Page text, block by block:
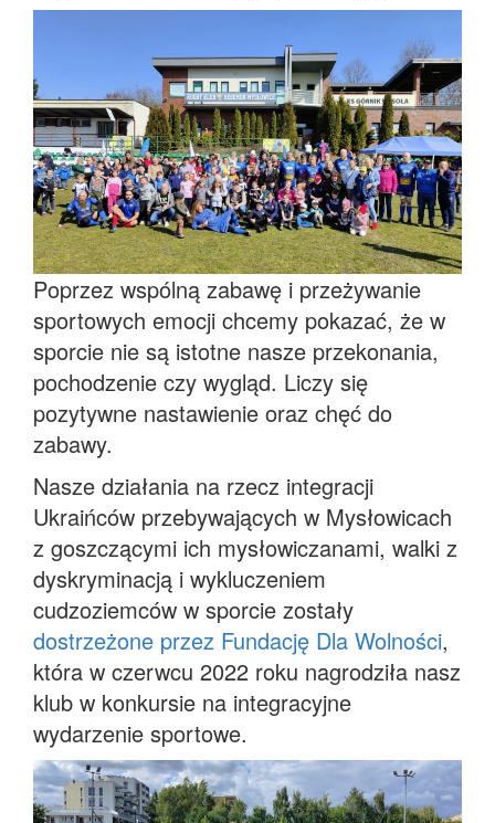
Poprzez wspólną zabawę i przeżywanie
sportowych emocji chcemy pokazać, że w
sporcie nie są istotne nasze przekonania,
pochodzenie czy wygląd. Liczy się
pozytywne nastawienie oraz chęć do
zabawy.
Nasze działania na rzecz integracji
Ukraińców przebywających w Mysłowicach
z goszczącymi ich mysłowiczanami, walki z
dyskryminacją i wykluczeniem
cudzoziemców w sporcie zostały
dostrzeżone przez Fundację Dla Wolności,
która w czerwcu 2022 roku nagrodziła nasz
klub w konkursie na integracyjne
wydarzenie sportowe.